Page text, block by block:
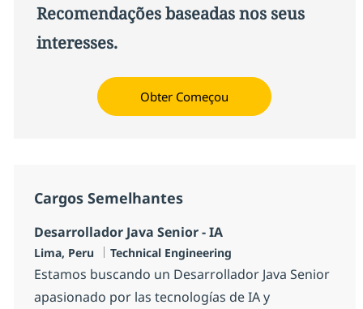
Recomendações baseadas nos seus
interesses.
Obter Começou
Cargos Semelhantes
Desarrollador Java Senior - IA
Localização
Lima, Peru Categoria
Technical Engineering
Estamos buscando un Desarrollador Java Senior
apasionado por las tecnologías de IA y